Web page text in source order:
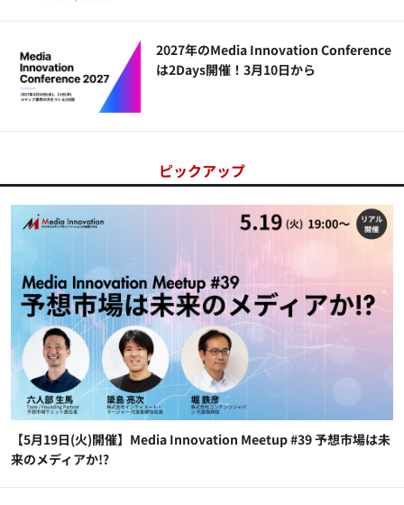
2027年のMedia Innovation Conference
は2Days開催！3月10日から
ピックアップ
【5月19日(火)開催】Media Innovation Meetup #39 予想市場は未
来のメディアか!?